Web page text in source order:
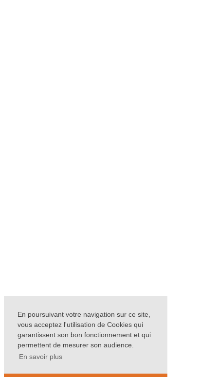
En poursuivant votre navigation sur ce site,
vous acceptez l'utilisation de Cookies qui
garantissent son bon fonctionnement et qui
permettent de mesurer son audience.
En savoir plus